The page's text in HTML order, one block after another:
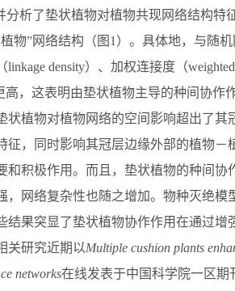
分析了垫状植物对植物共现网络结构特
植物”网络结构（图 1 ）。具体地，与随
linkage density）、加权连接度（
高，这表明由垫状植物主导的种间协作
植物对植物网络的空间影响超出了其
征，同时影响其冠层边缘外部的植物－
积极作用。而且，垫状植物的种间协
网络复杂性也随之增加。物种灭绝模
结果突显了垫状植物协作作用在通过增
关研究近期以Multiple cushion plants
networks在线发表于中 国科学 院一区期